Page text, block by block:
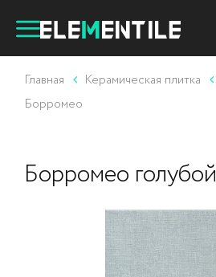
Главная Керамическая плитка
Борромео
Борромео голубой